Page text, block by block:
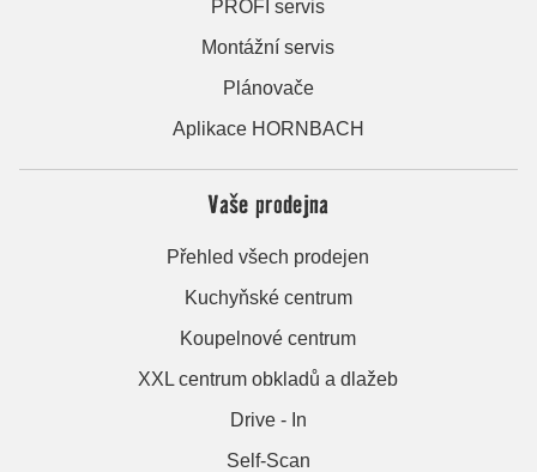
PROFI servis
Montážní servis
Plánovače
Aplikace HORNBACH
Vaše prodejna
Přehled všech prodejen
Kuchyňské centrum
Koupelnové centrum
XXL centrum obkladů a dlažeb
Drive - In
Self-Scan